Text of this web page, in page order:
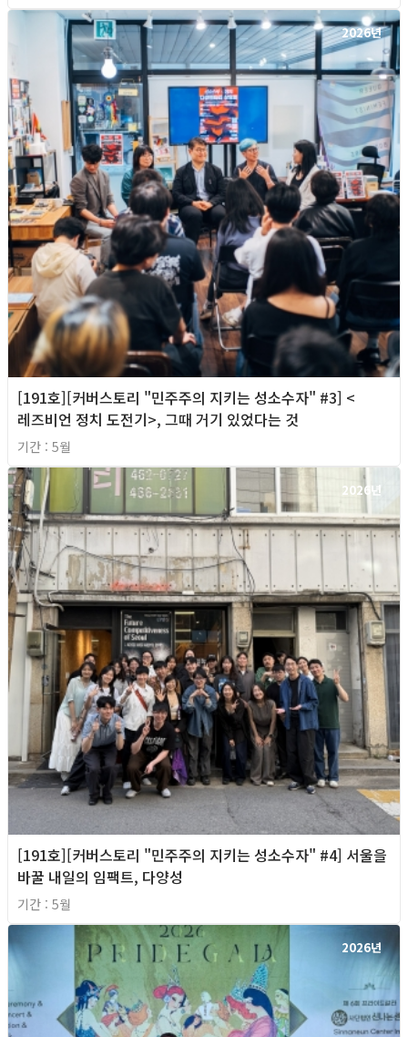
2026년
[191호][커버스토리 "민주주의 지키는 성소수자" #3] <
레즈비언 정치 도전기>, 그때 거기 있었다는 것
기간 : 5월
2026년
[191호][커버스토리 "민주주의 지키는 성소수자" #4] 서울을
바꿀 내일의 임팩트, 다양성
기간 : 5월
2026년